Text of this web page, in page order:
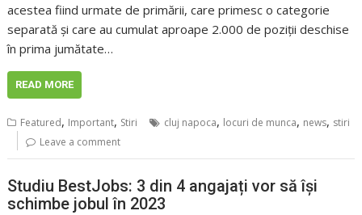
acestea fiind urmate de primării, care primesc o categorie
separată şi care au cumulat aproape 2.000 de poziţii deschise
în prima jumătate…
READ MORE
Featured, Important, Stiri cluj napoca, locuri de munca, news, stiri
Leave a comment
Studiu BestJobs: 3 din 4 angajați vor să își
schimbe jobul în 2023